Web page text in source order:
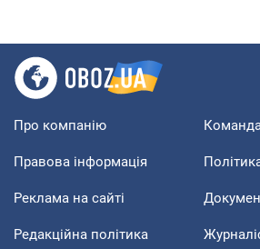
Про компанію
Правова інформація
Реклама на сайті
Редакційна політика